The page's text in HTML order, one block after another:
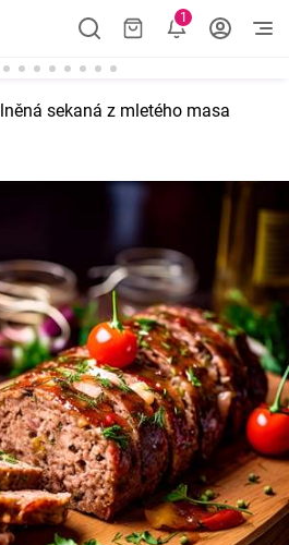
1
sekaná z mletého masa